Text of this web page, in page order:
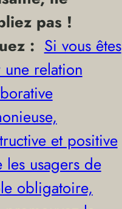
pas !
: Si vous êtes
relation
et positive
les usagers de
obligatoire,